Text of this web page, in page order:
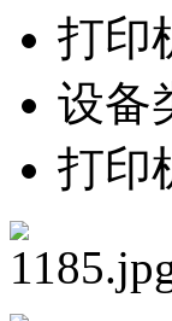
打印
设备
打印